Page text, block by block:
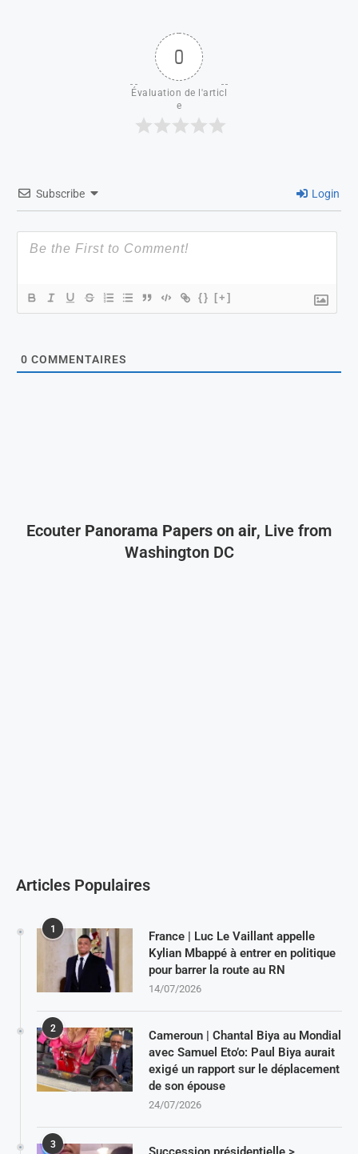
0
Évaluation de l'articl
e
Subscribe Login
{} [+]
0 COMMENTAIRES
Ecouter Panorama Papers on air, Live from
Washington DC
Articles Populaires
1
France | Luc Le Vaillant appelle
Kylian Mbappé à entrer en politique
pour barrer la route au RN
14/07/2026
2
Cameroun | Chantal Biya au Mondial
avec Samuel Eto’o: Paul Biya aurait
exigé un rapport sur le déplacement
de son épouse
24/07/2026
3